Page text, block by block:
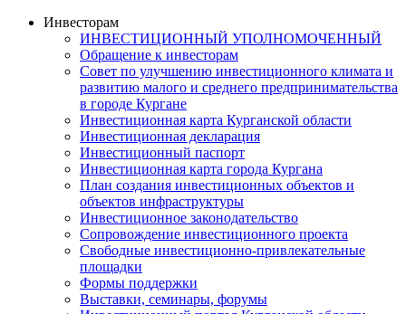
Инвесторам
ИНВЕСТИЦИОННЫЙ УПОЛНОМОЧЕННЫЙ
Обращение к инвесторам
Совет по улучшению инвестиционного климата и
развитию малого и среднего предпринимательства
в городе Кургане
Инвестиционная карта Курганской области
Инвестиционная декларация
Инвестиционный паспорт
Инвестиционная карта города Кургана
План создания инвестиционных объектов и
объектов инфраструктуры
Инвестиционное законодательство
Сопровождение инвестиционного проекта
Свободные инвестиционно-привлекательные
площадки
Формы поддержки
Выставки, семинары, форумы